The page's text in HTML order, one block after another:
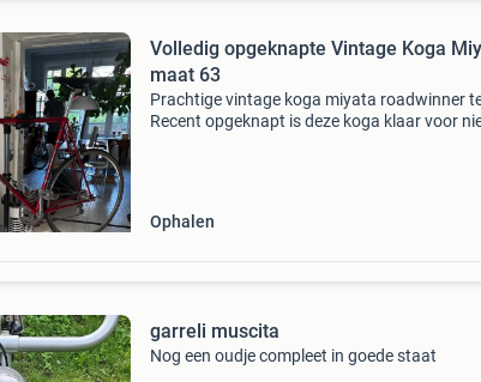
Volledig opgeknapte Vintage Koga
maat 63
Prachtige vintage koga miyata roadwinner
Recent opgeknapt is deze koga klaar voor
Ophalen
garreli muscita
Nog een oudje compleet in goede staat